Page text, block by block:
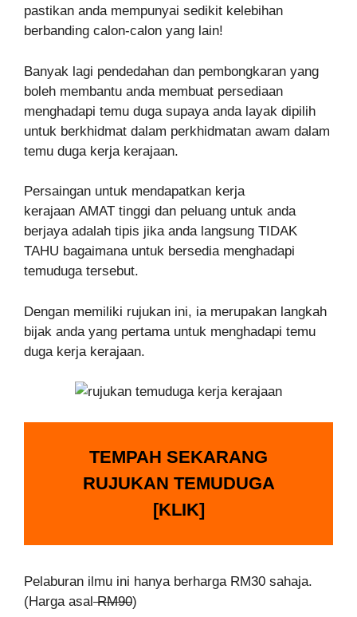
pastikan anda mempunyai sedikit kelebihan
berbanding calon-calon yang lain!
Banyak lagi pendedahan dan pembongkaran yang
boleh membantu anda membuat persediaan
menghadapi temu duga supaya anda layak dipilih
untuk berkhidmat dalam perkhidmatan awam dalam
temu duga kerja kerajaan.
Persaingan untuk mendapatkan kerja
kerajaan AMAT tinggi dan peluang untuk anda
berjaya adalah tipis jika anda langsung TIDAK
TAHU bagaimana untuk bersedia menghadapi
temuduga tersebut.
Dengan memiliki rujukan ini, ia merupakan langkah
bijak anda yang pertama untuk menghadapi temu
duga kerja kerajaan.
TEMPAH SEKARANG
RUJUKAN TEMUDUGA
[KLIK]
Pelaburan ilmu ini hanya berharga RM30 sahaja.
(Harga asalRM90)